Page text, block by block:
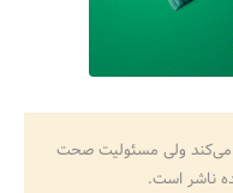
می‌کند ولی مسئولیت صحت
ناشر است.